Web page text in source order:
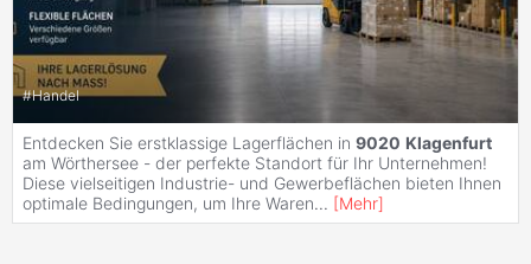
#Handel
Entdecken Sie erstklassige Lagerflächen in 9020 Klagenfurt
am Wörthersee - der perfekte Standort für Ihr Unternehmen!
Diese vielseitigen Industrie- und Gewerbeflächen bieten Ihnen
optimale Bedingungen, um Ihre Waren... [Mehr]